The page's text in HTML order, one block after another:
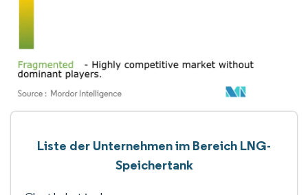
Liste der Unternehmen im Bereich LNG-
Speichertank